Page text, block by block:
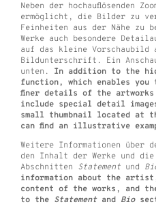
Neben der hochauflösenden
ermöglicht, die Bilder zu
Feinheiten aus der Nähe zu
Werke auch besondere
auf das kleine Vorschaubild
Bildunterschrift. Ein
unten.
In addition to the
function, which enables you
finer details of the artworks
include special detail
small thumbnail located at
can find an illustrative
Weitere Informationen über
den Inhalt der Werke und die
Abschnitten Statement und
information about the
content of the works, and
to the Statementand Bio